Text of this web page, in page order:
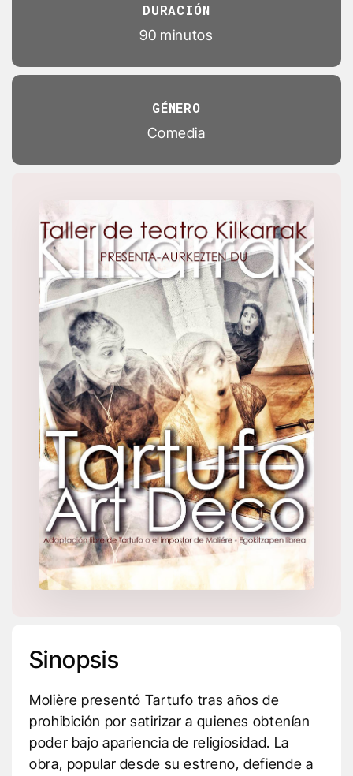
DURACIÓN
90 minutos
GÉNERO
Comedia
Sinopsis
Molière presentó Tartufo tras años de
prohibición por satirizar a quienes obtenían
poder bajo apariencia de religiosidad. La
obra, popular desde su estreno, defiende a